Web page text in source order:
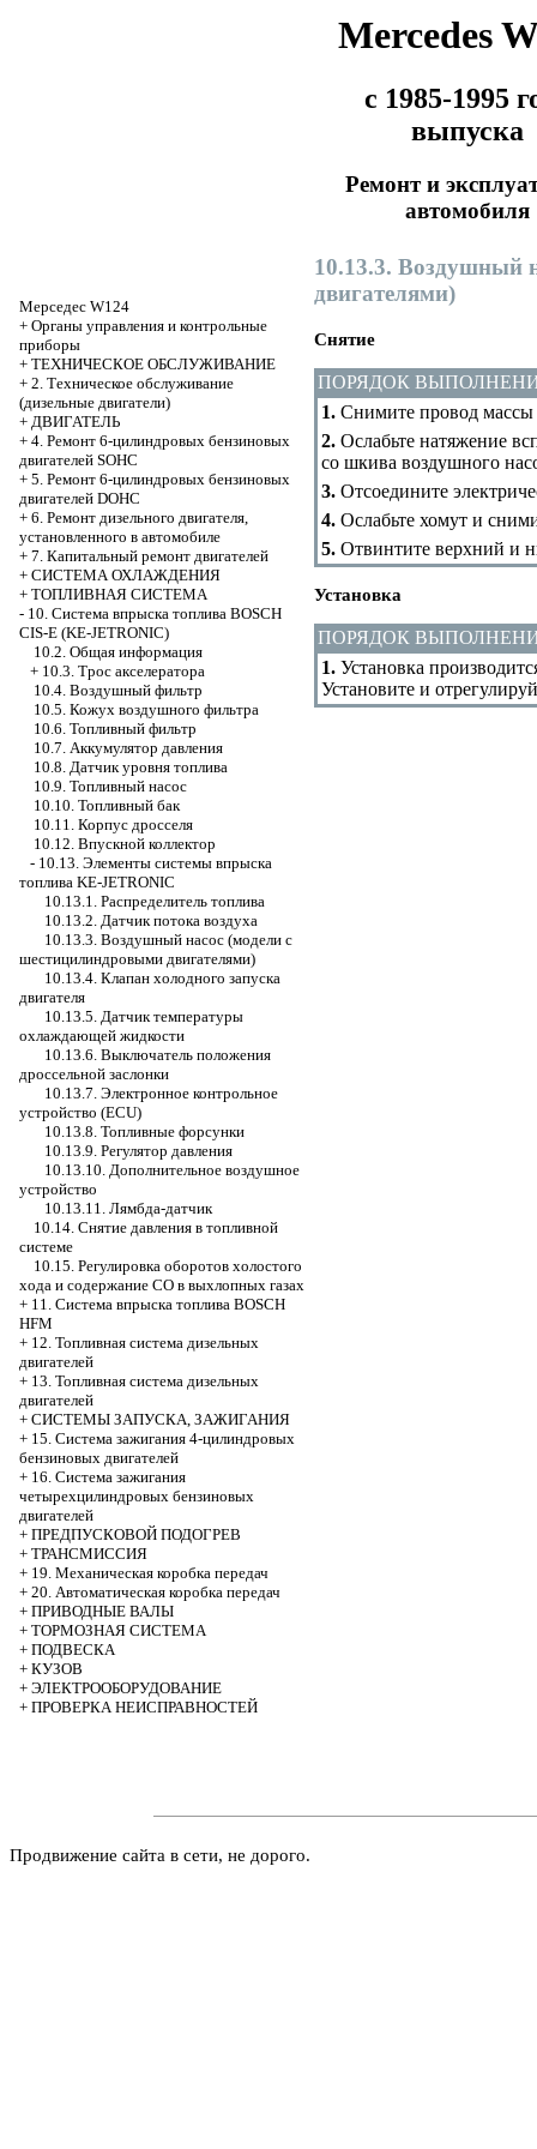
Mercedes
с 1985-1995
выпуска
Ремонт и
автомобиля
Мерседес W124
+ Органы управления и контрольные
приборы
+ ТЕХНИЧЕСКОЕ ОБСЛУЖИВАНИЕ
+ 2. Техническое обслуживание
(дизельные двигатели)
+ ДВИГАТЕЛЬ
+ 4. Ремонт 6-цилиндровых бензиновых
двигателей SOHC
+ 5. Ремонт 6-цилиндровых бензиновых
двигателей DOHC
+ 6. Ремонт дизельного двигателя,
установленного в автомобиле
+ 7. Капитальный ремонт двигателей
+ СИСТЕМА ОХЛАЖДЕНИЯ
+ ТОПЛИВНАЯ СИСТЕМА
- 10. Система впрыска топлива BOSCH
CIS-E (KE-JETRONIC)
10.2. Общая информация
+ 10.3. Трос акселератора
10.4. Воздушный фильтр
10.5. Кожух воздушного фильтра
10.6. Топливный фильтр
10.7. Аккумулятор давления
10.8. Датчик уровня топлива
10.9. Топливный насос
10.10. Топливный бак
10.11. Корпус дросселя
10.12. Впускной коллектор
- 10.13. Элементы системы впрыска
топлива KE-JETRONIC
10.13.1. Распределитель топлива
10.13.2. Датчик потока воздуха
10.13.3. Воздушный насос (модели с
шестицилиндровыми двигателями)
10.13.4. Клапан холодного запуска
двигателя
10.13.5. Датчик температуры
охлаждающей жидкости
10.13.6. Выключатель положения
дроссельной заслонки
10.13.7. Электронное контрольное
устройство (ECU)
10.13.8. Топливные форсунки
10.13.9. Регулятор давления
10.13.10. Дополнительное воздушное
устройство
10.13.11. Лямбда-датчик
10.14. Снятие давления в топливной
системе
10.15. Регулировка оборотов холостого
хода и содержание СО в выхлопных газах
+ 11. Система впрыска топлива BOSCH
HFM
+ 12. Топливная система дизельных
двигателей
+ 13. Топливная система дизельных
двигателей
+ СИСТЕМЫ ЗАПУСКА, ЗАЖИГАНИЯ
+ 15. Система зажигания 4-цилиндровых
бензиновых двигателей
+ 16. Система зажигания
четырехцилиндровых бензиновых
двигателей
+ ПРЕДПУСКОВОЙ ПОДОГРЕВ
+ ТРАНСМИССИЯ
+ 19. Механическая коробка передач
+ 20. Автоматическая коробка передач
+ ПРИВОДНЫЕ ВАЛЫ
+ ТОРМОЗНАЯ СИСТЕМА
+ ПОДВЕСКА
+ КУЗОВ
+ ЭЛЕКТРООБОРУДОВАНИЕ
+ ПРОВЕРКА НЕИСПРАВНОСТЕЙ
10.13.3. Воздушный
двигателями)
Снятие
ПОРЯДОК
1. Снимите провод массы
2. Ослабьте натяжение
со шкива воздушного
3. Отсоедините
4. Ослабьте хомут и
5. Отвинтите верхний и
Установка
ПОРЯДОК
1. Установка
Установите и
Продвижение сайта в сети, не дорого.